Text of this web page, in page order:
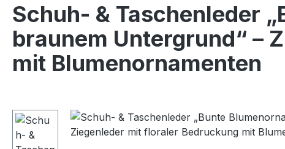
Schuh- & Taschenleder
braunem Untergrund“ –
mit Blumenornamenten
Bildergalerie überspringen